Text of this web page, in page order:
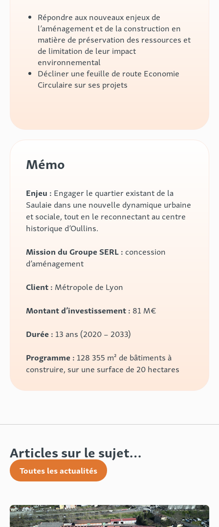
Répondre aux nouveaux enjeux de
l’aménagement et de la construction en
matière de préservation des ressources et
de limitation de leur impact
environnemental
Décliner une feuille de route Economie
Circulaire sur ses projets
Mémo
Enjeu : Engager le quartier existant de la
Saulaie dans une nouvelle dynamique urbaine
et sociale, tout en le reconnectant au centre
historique d’Oullins.
Mission du Groupe SERL : concession
d’aménagement
Client : Métropole de Lyon
Montant d’investissement : 81 M€
Durée : 13 ans (2020 – 2033)
Programme : 128 355 m² de bâtiments à
construire, sur une surface de 20 hectares
Articles sur le sujet…
Toutes les actualités